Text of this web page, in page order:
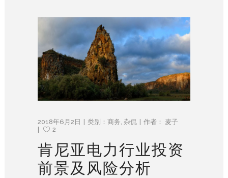
2018年6月2日 类别： 商务, 杂侃 作者： 麦子
2
肯尼亚电力行业投资
前景及风险分析